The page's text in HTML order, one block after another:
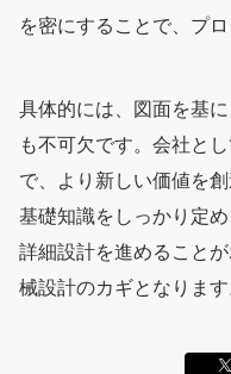
を密にすることで、プ
具体的には、図面を基
も不可欠です。会社と
で、より新しい価値を
基礎知識をしっかり定
詳細設計を進めること
械設計のカギとなります